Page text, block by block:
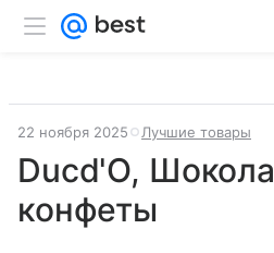
22 ноября 2025 Лучшие товары
Ducd'O,
конфеты